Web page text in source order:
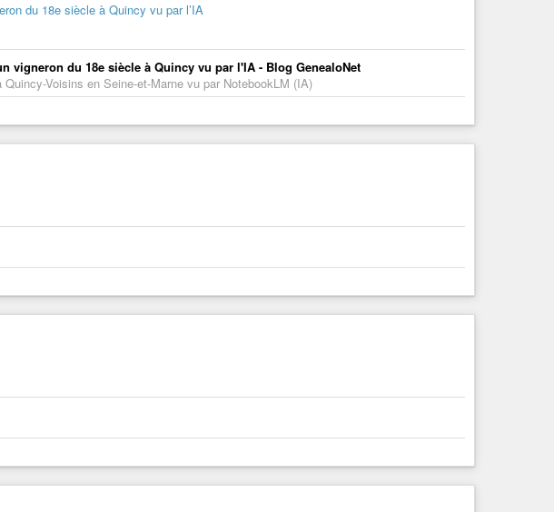
du 18e siècle à Quincy vu par l’IA
vigneron du 18e siècle à Quincy vu par l'IA - Blog GenealoNet
Voisins en Seine-et-Marne vu par NotebookLM (IA)